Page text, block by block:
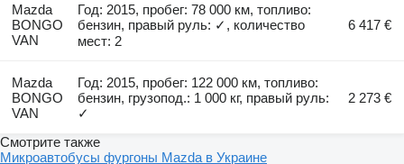
Mazda
BONGO
VAN
Год: 2015, пробег: 78 000 км, топливо:
бензин, правый руль: ✓, количество
мест: 2
6 417 €
Mazda
BONGO
VAN
Год: 2015, пробег: 122 000 км, топливо:
бензин, грузопод.: 1 000 кг, правый руль:
✓
2 273 €
Смотрите также
Микроавтобусы фургоны Mazda в Украине